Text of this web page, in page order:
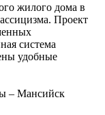
жилого дома в
Проект
система
удобные
– Мансийск